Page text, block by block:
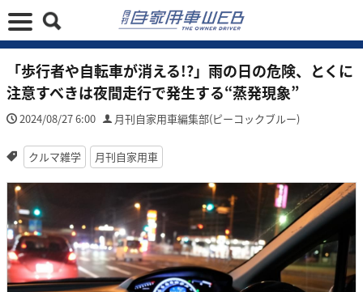
「歩行者や自転車が消える!?」雨の日の危険、とくに
注意すべきは夜間走行で発生する“蒸発現象”
2024/08/27 6:00 月刊自家用車編集部(ピーコックブルー)
クルマ雑学 月刊自家用車